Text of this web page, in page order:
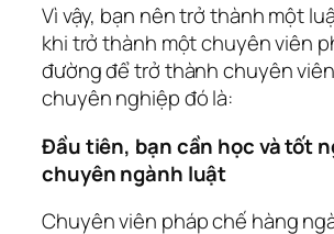
Vì vậy, bạn nên trở thành một
khi trở thành một chuyên viên
đường để trở thành chuyên
chuyên nghiệp đó là:
Đầu tiên, bạn cần học và tốt
chuyên ngành luật
Chuyên viên pháp chế hàng